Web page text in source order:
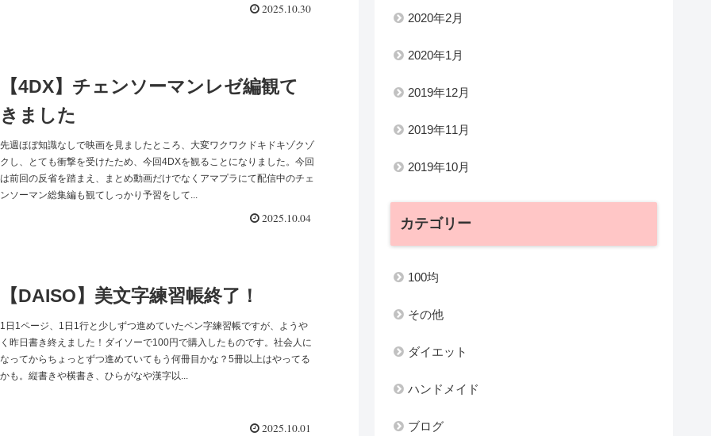
2025.10.30
【4DX】チェンソーマンレゼ編観て
きました
先週ほぼ知識なしで映画を見ましたところ、大変ワクワクドキドキゾクゾ
クし、とても衝撃を受けたため、今回4DXを観ることになりました。今回
は前回の反省を踏まえ、まとめ動画だけでなくアマプラにて配信中のチェ
ンソーマン総集編も観てしっかり予習をして...
2025.10.04
【DAISO】美文字練習帳終了！
1日1ページ、1日1行と少しずつ進めていたペン字練習帳ですが、ようや
く昨日書き終えました！ダイソーで100円で購入したものです。社会人に
なってからちょっとずつ進めていてもう何冊目かな？5冊以上はやってる
かも。縦書きや横書き、ひらがなや漢字以...
2025.10.01
2020年2月
2020年1月
2019年12月
2019年11月
2019年10月
カテゴリー
100均
その他
ダイエット
ハンドメイド
ブログ